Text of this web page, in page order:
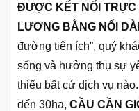
ĐƯỢC KẾT NỐI TRỰC
LƯƠNG BẰNG NỐI DÀI
đường tiện ích”, quý
sống và hưởng thụ sự
thiếu bất cứ dịch vụ
đến 30ha, CẦU CẦN